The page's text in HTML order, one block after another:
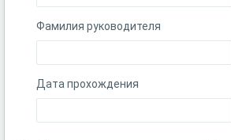
Фамилия руководителя
Дата прохождения